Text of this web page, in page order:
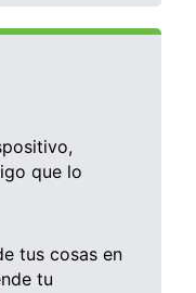
que lo
tus cosas en
tu